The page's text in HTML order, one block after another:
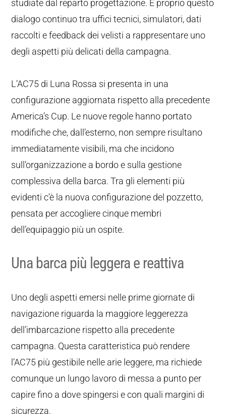
studiate dal reparto progettazione. È proprio questo
dialogo continuo tra uffici tecnici, simulatori, dati
raccolti e feedback dei velisti a rappresentare uno
degli aspetti più delicati della campagna.
L’AC75 di Luna Rossa si presenta in una
configurazione aggiornata rispetto alla precedente
America’s Cup. Le nuove regole hanno portato
modifiche che, dall’esterno, non sempre risultano
immediatamente visibili, ma che incidono
sull’organizzazione a bordo e sulla gestione
complessiva della barca. Tra gli elementi più
evidenti c’è la nuova configurazione del pozzetto,
pensata per accogliere cinque membri
dell’equipaggio più un ospite.
Una barca più leggera e reattiva
Uno degli aspetti emersi nelle prime giornate di
navigazione riguarda la maggiore leggerezza
dell’imbarcazione rispetto alla precedente
campagna. Questa caratteristica può rendere
l’AC75 più gestibile nelle arie leggere, ma richiede
comunque un lungo lavoro di messa a punto per
capire fino a dove spingersi e con quali margini di
sicurezza.